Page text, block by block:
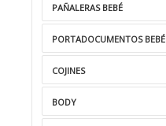
PAÑALERAS BEBÉ
PORTADOCUMENTOS BEBÉ
COJINES
BODY